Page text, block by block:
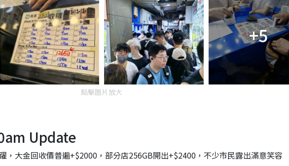
+5
點擊圖片放大
Update
，大金回收價普遍+$2000，部分店256GB開出+$2400，不少市民露出滿意笑容